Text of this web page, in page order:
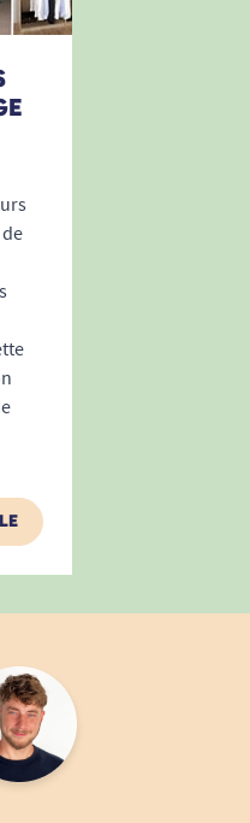
l'enfile bouton.
simple d'utilisation.